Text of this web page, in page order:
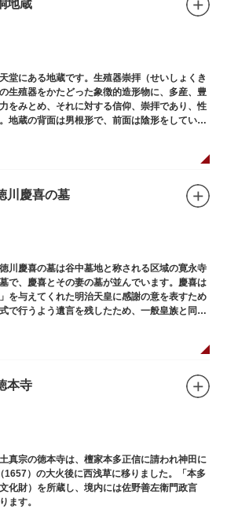
地蔵
堂にある地蔵です。生殖器崇拝（せいしょくき
生殖器をかたどった象徴的造形物に、多産、豊
をみとめ、それに対する信仰、崇拝であり、性
地蔵の背面は男根形で、前面は陰形をしていま
川慶喜の墓
川慶喜の墓は谷中墓地と称される区域の寛永寺
で、慶喜とその妻の墓が並んでいます。慶喜は
を与えてくれた明治天皇に感謝の意を表すため
で行うよう遺言を残したため、一般皇族と同じ
。
本寺
真宗の徳本寺は、檀家本多正信に請われ神田に
1657）の大火後に西浅草に移りました。「本多
化財）を所蔵し、境内には佐野善左衛門政言
ます。